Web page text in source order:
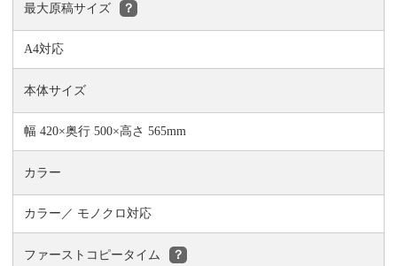
最大原稿サイズ ？
A4対応
本体サイズ
幅 420×奥行 500×高さ 565mm
カラー
カラー／ モノクロ対応
ファーストコピータイム ？